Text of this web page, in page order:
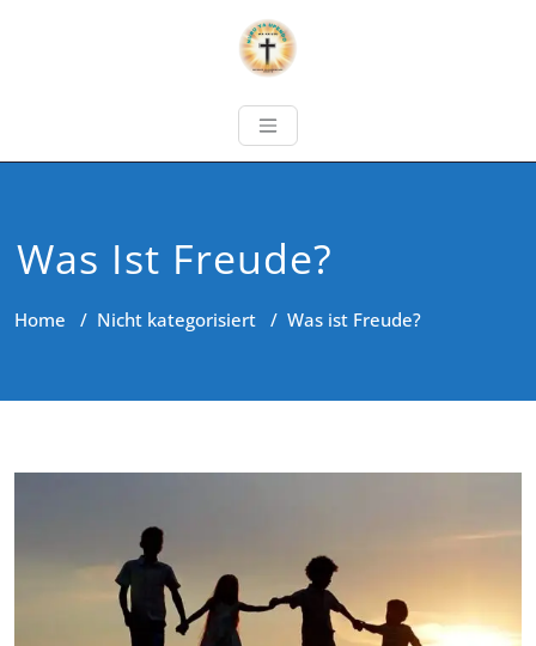
Was Ist Freude?
Home / Nicht kategorisiert / Was ist Freude?